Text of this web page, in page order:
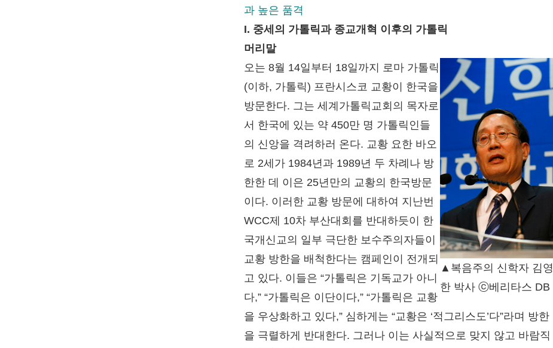
과 높은 품격
I. 중세의 가톨릭과 종교개혁 이후의 가톨릭
머리말
▲복음주의 신학자 김영
한 박사 ⓒ베리타스 DB
오는 8월 14일부터 18일까지 로마 가톨릭
(이하, 가톨릭) 프란시스코 교황이 한국을
방문한다. 그는 세계가톨릭교회의 목자로
서 한국에 있는 약 450만 명 가톨릭인들
의 신앙을 격려하러 온다. 교황 요한 바오
로 2세가 1984년과 1989년 두 차례나 방
한한 데 이은 25년만의 교황의 한국방문
이다. 이러한 교황 방문에 대하여 지난번
WCC제 10차 부산대회를 반대하듯이 한
국개신교의 일부 극단한 보수주의자들이
교황 방한을 배척한다는 캠페인이 전개되
고 있다. 이들은 “가톨릭은 기독교가 아니
다,” “가톨릭은 이단이다,” “가톨릭은 교황
을 우상화하고 있다,” 심하게는 “교황은 ‘적그리스도’다”라며 방한
을 극렬하게 반대한다. 그러나 이는 사실적으로 맞지 않고 바람직